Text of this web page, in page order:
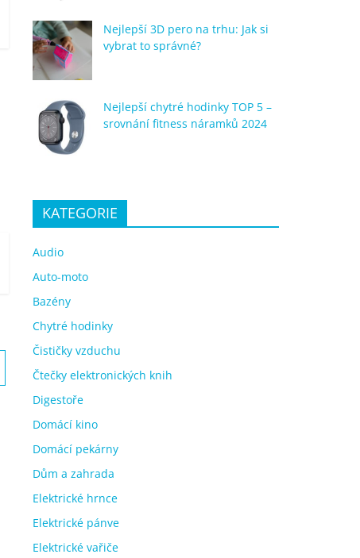
Nejlepší 3D pero na trhu: Jak si
vybrat to správné?
Nejlepší chytré hodinky TOP 5 –
srovnání fitness náramků 2024
KATEGORIE
Audio
Auto-moto
Bazény
Chytré hodinky
Čističky vzduchu
Čtečky elektronických knih
Digestoře
Domácí kino
Domácí pekárny
Dům a zahrada
Elektrické hrnce
Elektrické pánve
Elektrické vařiče